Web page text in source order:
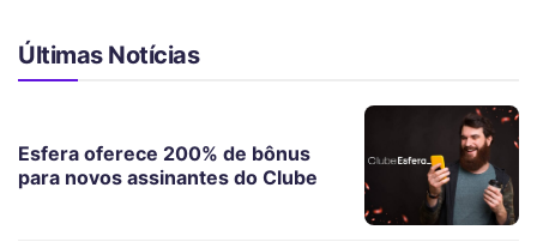
Últimas Notícias
Esfera oferece 200% de bônus
para novos assinantes do Clube